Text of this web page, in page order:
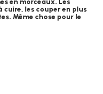
en morceaux. Les
les couper en plus
Même chose pour le